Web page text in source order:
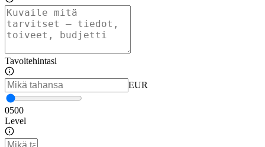
Tavoitehintasi
EUR
0500
Level